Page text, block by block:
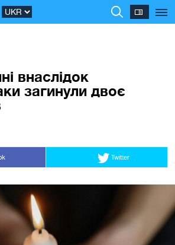
внаслідок
загинули двоє
Twitter